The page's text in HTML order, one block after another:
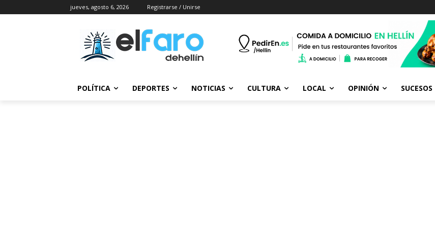
jueves, agosto 6, 2026 Registrarse / Unirse
POLÍTICA DEPORTES NOTICIAS CULTURA LOCAL OPINIÓN SUCESOS